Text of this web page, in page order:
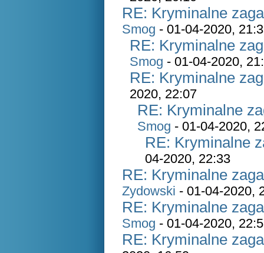
RE: Kryminalne
Smog - 01-04-2020,
RE: Kryminalne
Smog - 01-04-2020,
RE: Kryminalne
2020, 22:07
RE: Kryminalne
Smog - 01-04-2020,
RE: Kryminalne
04-2020, 22:33
RE: Kryminalne
Zydowski - 01-04-2020,
RE: Kryminalne
Smog - 01-04-2020,
RE: Kryminalne